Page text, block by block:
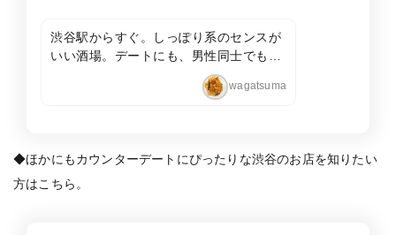
渋谷駅からすぐ。しっぽり系のセンスが
いい酒場。デートにも、男性同士でもい
wagatsuma
◆ほかにもカウンターデートにぴったりな渋谷のお店を知りたい
方はこちら。